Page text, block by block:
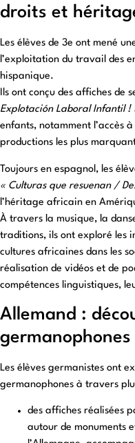
droits et
Les élèves de 3e ont mené
l’exploitation du travail des
hispanique.
Ils ont conçu des affiches de
Explotación Laboral Infantil !
enfants, notamment l’accès
productions les plus
Toujours en espagnol, les
« Culturas que resuenan /
l’héritage africain en
À travers la musique, la
traditions, ils ont exploré les
cultures africaines dans les
réalisation de vidéos et de
compétences linguistiques,
Allemand :
germanophones
Les élèves germanistes ont
germanophones à travers
des affiches réalisées
autour de monuments